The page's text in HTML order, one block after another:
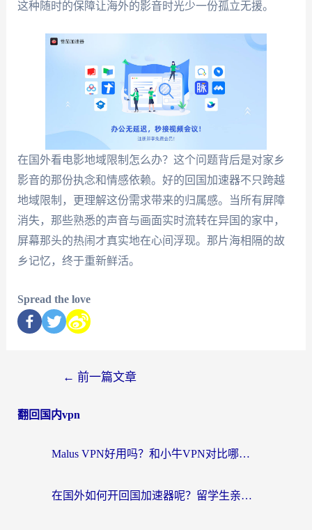
这种随时的保障让海外的影音时光少一份孤立无援。
在国外看电影地域限制怎么办？这个问题背后是对家乡
影音的那份执念和情感依赖。好的回国加速器不只跨越
地域限制，更理解这份需求带来的归属感。当所有屏障
消失，那些熟悉的声音与画面实时流转在异国的家中，
屏幕那头的热闹才真实地在心间浮现。那片海相隔的故
乡记忆，终于重新鲜活。
Spread the love
← 前一篇文章
翻回国内vpn
Malus VPN好用吗？和小牛VPN对比哪个回国效果更好？海外党亲测实用指南
在国外如何开回国加速器呢？留学生亲测的无缝访问国内资源指南